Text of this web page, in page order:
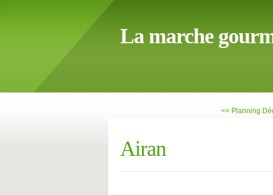
La marche
<< Planning
Airan